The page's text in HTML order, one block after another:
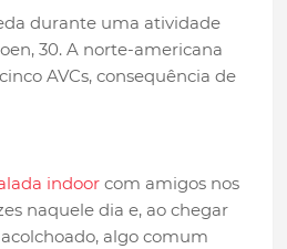
durante uma atividade
30. A norte-americana
AVCs, consequência de
indoorcom amigos nos
naquele dia e, ao chegar
algo comum